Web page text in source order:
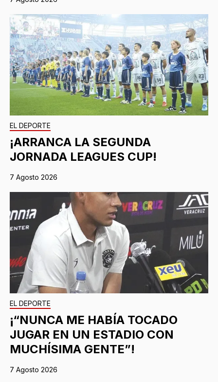
EL DEPORTE
¡ARRANCA LA SEGUNDA
JORNADA LEAGUES CUP!
7 Agosto 2026
EL DEPORTE
¡“NUNCA ME HABÍA TOCADO
JUGAR EN UN ESTADIO CON
MUCHÍSIMA GENTE”!
7 Agosto 2026